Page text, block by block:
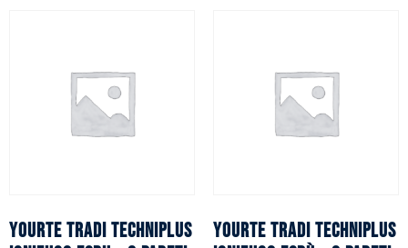
YOURTE TRADI TECHNIPLUS
YOURTE TRADI TECHNIPLUS